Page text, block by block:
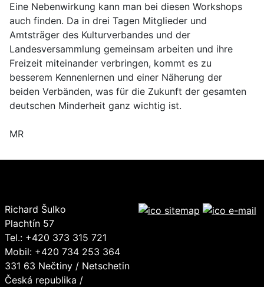
Eine Nebenwirkung kann man bei diesen Workshops
auch finden. Da in drei Tagen Mitglieder und
Amtsträger des Kulturverbandes und der
Landesversammlung gemeinsam arbeiten und ihre
Freizeit miteinander verbringen, kommt es zu
besserem Kennenlernen und einer Näherung der
beiden Verbänden, was für die Zukunft der gesamten
deutschen Minderheit ganz wichtig ist.
MR
Richard Šulko
Plachtín 57
Tel.: +420 373 315 721
Mobil: +420 734 253 364
331 63 Nečtiny / Netschetin
Česká republika /